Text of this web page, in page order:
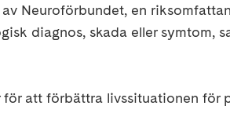
Neuroförbundet, en
diagnos, skada eller symtom,
att förbättra livssituationen för